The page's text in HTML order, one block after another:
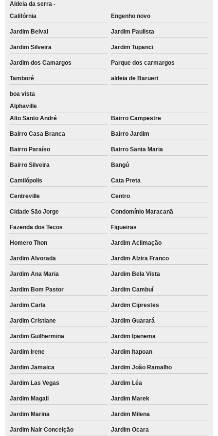
Aldeia da serra -
Califórnia
Engenho novo
Jardim Belval Jardim Paulista
Jardim Silveira Jardim Tupanci
Jardim dos Camargos Parque dos carmargos
Tamboré aldeia de Barueri
boa vista
Alphaville
Alto Santo André
Bairro Campestre
Bairro Casa Branca Bairro Jardim
Bairro Paraíso Bairro Santa Maria
Bairro Silveira Bangú
Camilópolis Cata Preta
Centreville Centro
Cidade São Jorge Condomínio Maracanã
Fazenda dos Tecos Figueiras
Homero Thon Jardim Aclimação
Jardim Alvorada Jardim Alzira Franco
Jardim Ana Maria Jardim Bela Vista
Jardim Bom Pastor Jardim Cambuí
Jardim Carla Jardim Ciprestes
Jardim Cristiane Jardim Guarará
Jardim Guilhermina Jardim Ipanema
Jardim Irene Jardim Itapoan
Jardim Jamaica Jardim João Ramalho
Jardim Las Vegas Jardim Léa
Jardim Magali Jardim Marek
Jardim Marina Jardim Milena
Jardim Nair Conceição Jardim Ocara